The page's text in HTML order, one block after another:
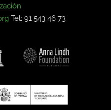
Tel: 91 543 46 73